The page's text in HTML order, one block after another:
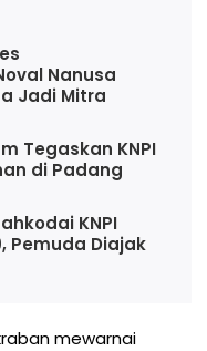
Nanusa
Jadi Mitra
Tegaskan KNPI
di Padang
KNPI
Pemuda Diajak
mewarnai